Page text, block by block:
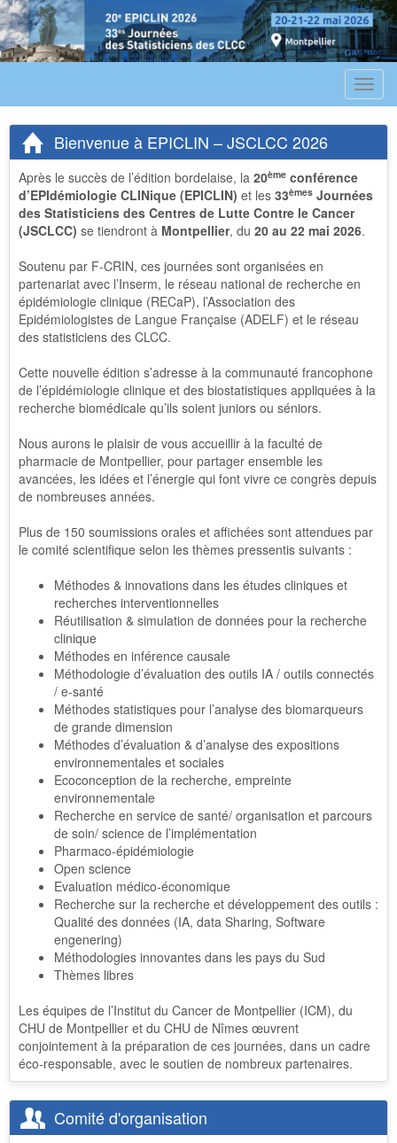
le
menu
Bienvenue à EPICLIN – JSCLCC 2026
Après le succès de l’édition bordelaise, la 20ème conférence
d’EPIdémiologie CLINique (EPICLIN) et les 33èmes Journées
des Statisticiens des Centres de Lutte Contre le Cancer
(JSCLCC) se tiendront à Montpellier, du 20 au 22 mai 2026.
Soutenu par F-CRIN, ces journées sont organisées en
partenariat avec l’Inserm, le réseau national de recherche en
épidémiologie clinique (RECaP), l’Association des
Epidémiologistes de Langue Française (ADELF) et le réseau
des statisticiens des CLCC.
Cette nouvelle édition s’adresse à la communauté francophone
de l’épidémiologie clinique et des biostatistiques appliquées à la
recherche biomédicale qu’ils soient juniors ou séniors.
Nous aurons le plaisir de vous accueillir à la faculté de
pharmacie de Montpellier, pour partager ensemble les
avancées, les idées et l’énergie qui font vivre ce congrès depuis
de nombreuses années.
Plus de 150 soumissions orales et affichées sont attendues par
le comité scientifique selon les thèmes pressentis suivants :
Méthodes & innovations dans les études cliniques et
recherches interventionnelles
Réutilisation & simulation de données pour la recherche
clinique
Méthodes en inférence causale
Méthodologie d’évaluation des outils IA / outils connectés
/ e-santé
Méthodes statistiques pour l’analyse des biomarqueurs
de grande dimension
Méthodes d’évaluation & d’analyse des expositions
environnementales et sociales
Ecoconception de la recherche, empreinte
environnementale
Recherche en service de santé/ organisation et parcours
de soin/ science de l’implémentation
Pharmaco-épidémiologie
Open science
Evaluation médico-économique
Recherche sur la recherche et développement des outils :
Qualité des données (IA, data Sharing, Software
engenering)
Méthodologies innovantes dans les pays du Sud
Thèmes libres
Les équipes de l’Institut du Cancer de Montpellier (ICM), du
CHU de Montpellier et du CHU de Nîmes œuvrent
conjointement à la préparation de ces journées, dans un cadre
éco-responsable, avec le soutien de nombreux partenaires.
Comité d'organisation